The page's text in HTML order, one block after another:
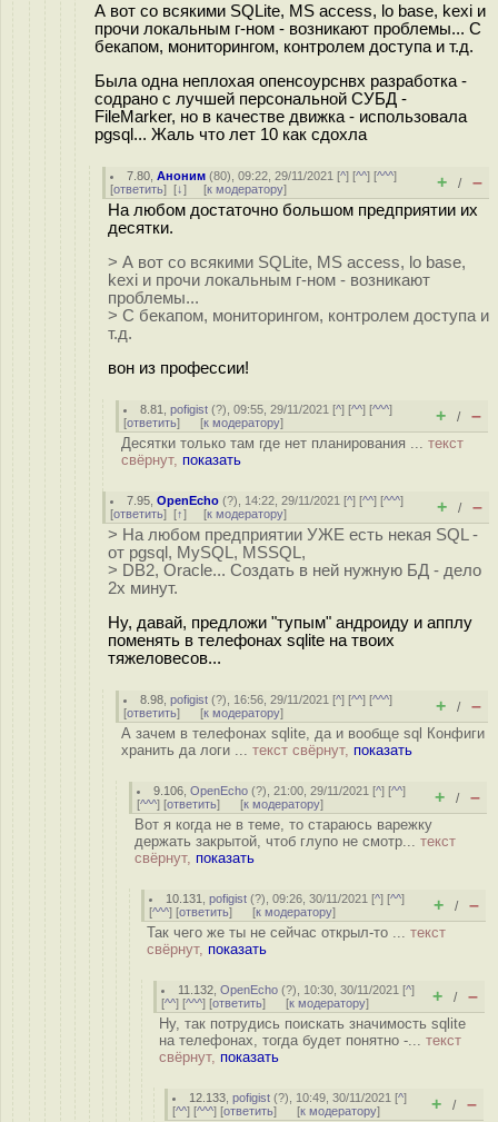
А вот со всякими SQLite, MS access, lo base, kexi и
прочи локальным г-ном - возникают проблемы... С
бекапом, мониторингом, контролем доступа и т.д.
Была одна неплохая опенсоурснвх разработка -
содрано с лучшей персональной СУБД -
FileMarker, но в качестве движка - использовала
pgsql... Жаль что лет 10 как сдохла
7.80 ,Аноним (80), 09:22, 29/11/2021 [^] [^^] [^^^]
[ответить] [↓] [к модератору] + / –
На любом достаточно большом предприятии их
десятки.
> А вот со всякими SQLite, MS access, lo base,
kexi и прочи локальным г-ном - возникают
проблемы...
> С бекапом, мониторингом, контролем доступа и
т.д.
вон из профессии!
8.81 ,pofigist (?), 09:55, 29/11/2021 [^] [^^] [^^^]
[ответить] [к модератору] + / –
Десятки только там где нет планирования ... текст
свёрнут, показать
7.95 ,OpenEcho (?), 14:22, 29/11/2021 [^] [^^] [^^^]
[ответить] [↑] [к модератору] + / –
> На любом предприятии УЖЕ есть некая SQL -
от pgsql, MySQL, MSSQL,
> DB2, Oracle... Создать в ней нужную БД - дело
2х минут.
Ну, давай, предложи "тупым" андроиду и апплу
поменять в телефонах sqlite на твоих
тяжеловесов...
8.98 ,pofigist (?), 16:56, 29/11/2021 [^] [^^] [^^^]
[ответить] [к модератору] + / –
А зачем в телефонах sqlite, да и вообще sql Конфиги
хранить да логи ... текст свёрнут, показать
9.106 ,OpenEcho (?), 21:00, 29/11/2021 [^] [^^]
[^^^] [ответить] [к модератору] + / –
Вот я когда не в теме, то стараюсь варежку
держать закрытой, чтоб глупо не смотр... текст
свёрнут, показать
10.131 ,pofigist (?), 09:26, 30/11/2021 [^] [^^]
[^^^] [ответить] [к модератору] + / –
Так чего же ты не сейчас открыл-то ... текст
свёрнут, показать
11.132 ,OpenEcho (?), 10:30, 30/11/2021 [^]
[^^] [^^^] [ответить] [к модератору] + / –
Ну, так потрудись поискать значимость sqlite
на телефонах, тогда будет понятно -... текст
свёрнут, показать
12.133 ,pofigist (?), 10:49, 30/11/2021 [^]
[^^] [^^^] [ответить] [к модератору] + / –